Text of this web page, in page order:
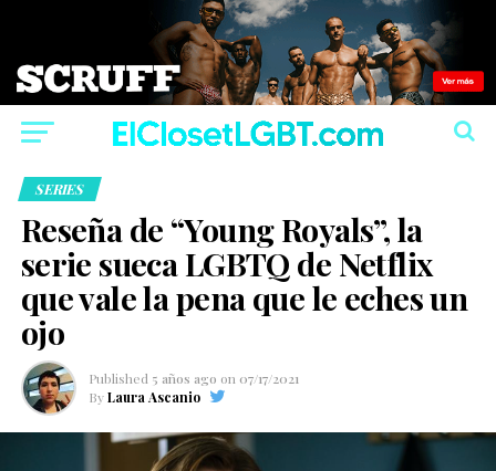
SERIES
Reseña de “Young Royals”, la
serie sueca LGBTQ de Netflix
que vale la pena que le eches un
ojo
Published 5 años ago on 07/17/2021
By Laura Ascanio